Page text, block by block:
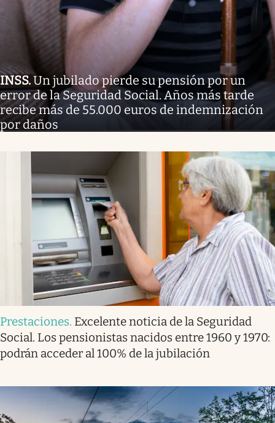
INSS.Un jubilado pierde su pensión por un
error de la Seguridad Social. Años más tarde
recibe más de 55.000 euros de indemnización
por daños
Prestaciones. Excelente noticia de la Seguridad
Social. Los pensionistas nacidos entre 1960 y 1970:
podrán acceder al 100% de la jubilación